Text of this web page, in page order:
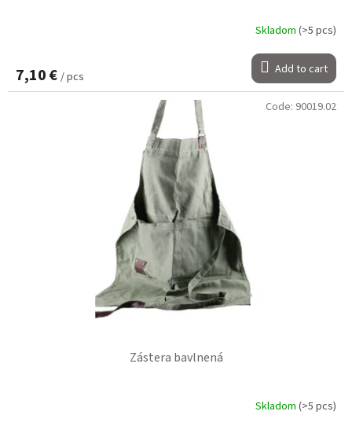
Skladom (>5 pcs)
7,10 € / pcs Add to cart
Zástera bavlnená
Skladom (>5 pcs)
Code: 90019.02